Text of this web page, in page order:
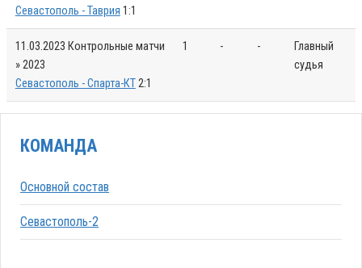
Севастополь - Таврия 1:1
11.03.2023 Контрольные матчи
» 2023
Севастополь - Спарта-КТ2:1
1 - -
Главный
судья
КОМАНДА
Основной состав
Севастополь-2